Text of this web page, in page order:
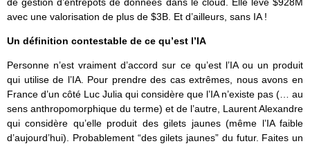
avec une valorisation de plus de $3B. Et d’ailleurs, sans IA !
Un définition contestable de ce qu’est l’IA
Personne n’est vraiment d’accord sur ce qu’est l’IA ou un produit
qui utilise de l’IA. Pour prendre des cas extrêmes, nous avons en
France d’un côté Luc Julia qui considère que l’IA n’existe pas (… au
sens anthropomorphique du terme) et de l’autre, Laurent Alexandre
qui considère qu’elle produit des gilets jaunes (même l’IA faible
d’aujourd’hui). Probablement “des gilets jaunes” du futur. Faites un